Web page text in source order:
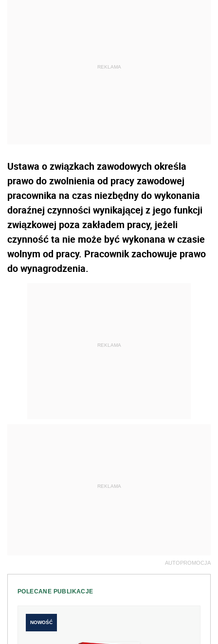
Ustawa o związkach zawodowych określa
prawo do zwolnienia od pracy zawodowej
pracownika na czas niezbędny do wykonania
doraźnej czynności wynikającej z jego funkcji
związkowej poza zakładem pracy, jeżeli
czynność ta nie może być wykonana w czasie
wolnym od pracy. Pracownik zachowuje prawo
do wynagrodzenia.
REKLAMA
REKLAMA
AUTOPROMOCJA
POLECANE PUBLIKACJE
NOWOŚĆ